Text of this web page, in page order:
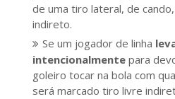
de uma tiro lateral, de
indireto.
Se um jogador de linha
intencionalmente para
goleiro tocar na bola com
será marcado tiro livre